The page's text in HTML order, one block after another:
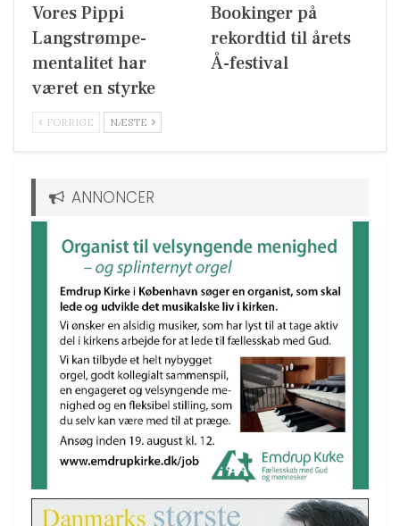
Vores Pippi
Langstrømpe-
mentalitet har
været en styrke
Bookinger på
rekordtid til årets
Å-festival
FORRIGE NÆSTE
ANNONCER